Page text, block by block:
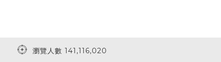
瀏覽人數 141,116,020